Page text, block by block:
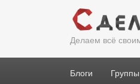
Делаем всё
Блоги Группы